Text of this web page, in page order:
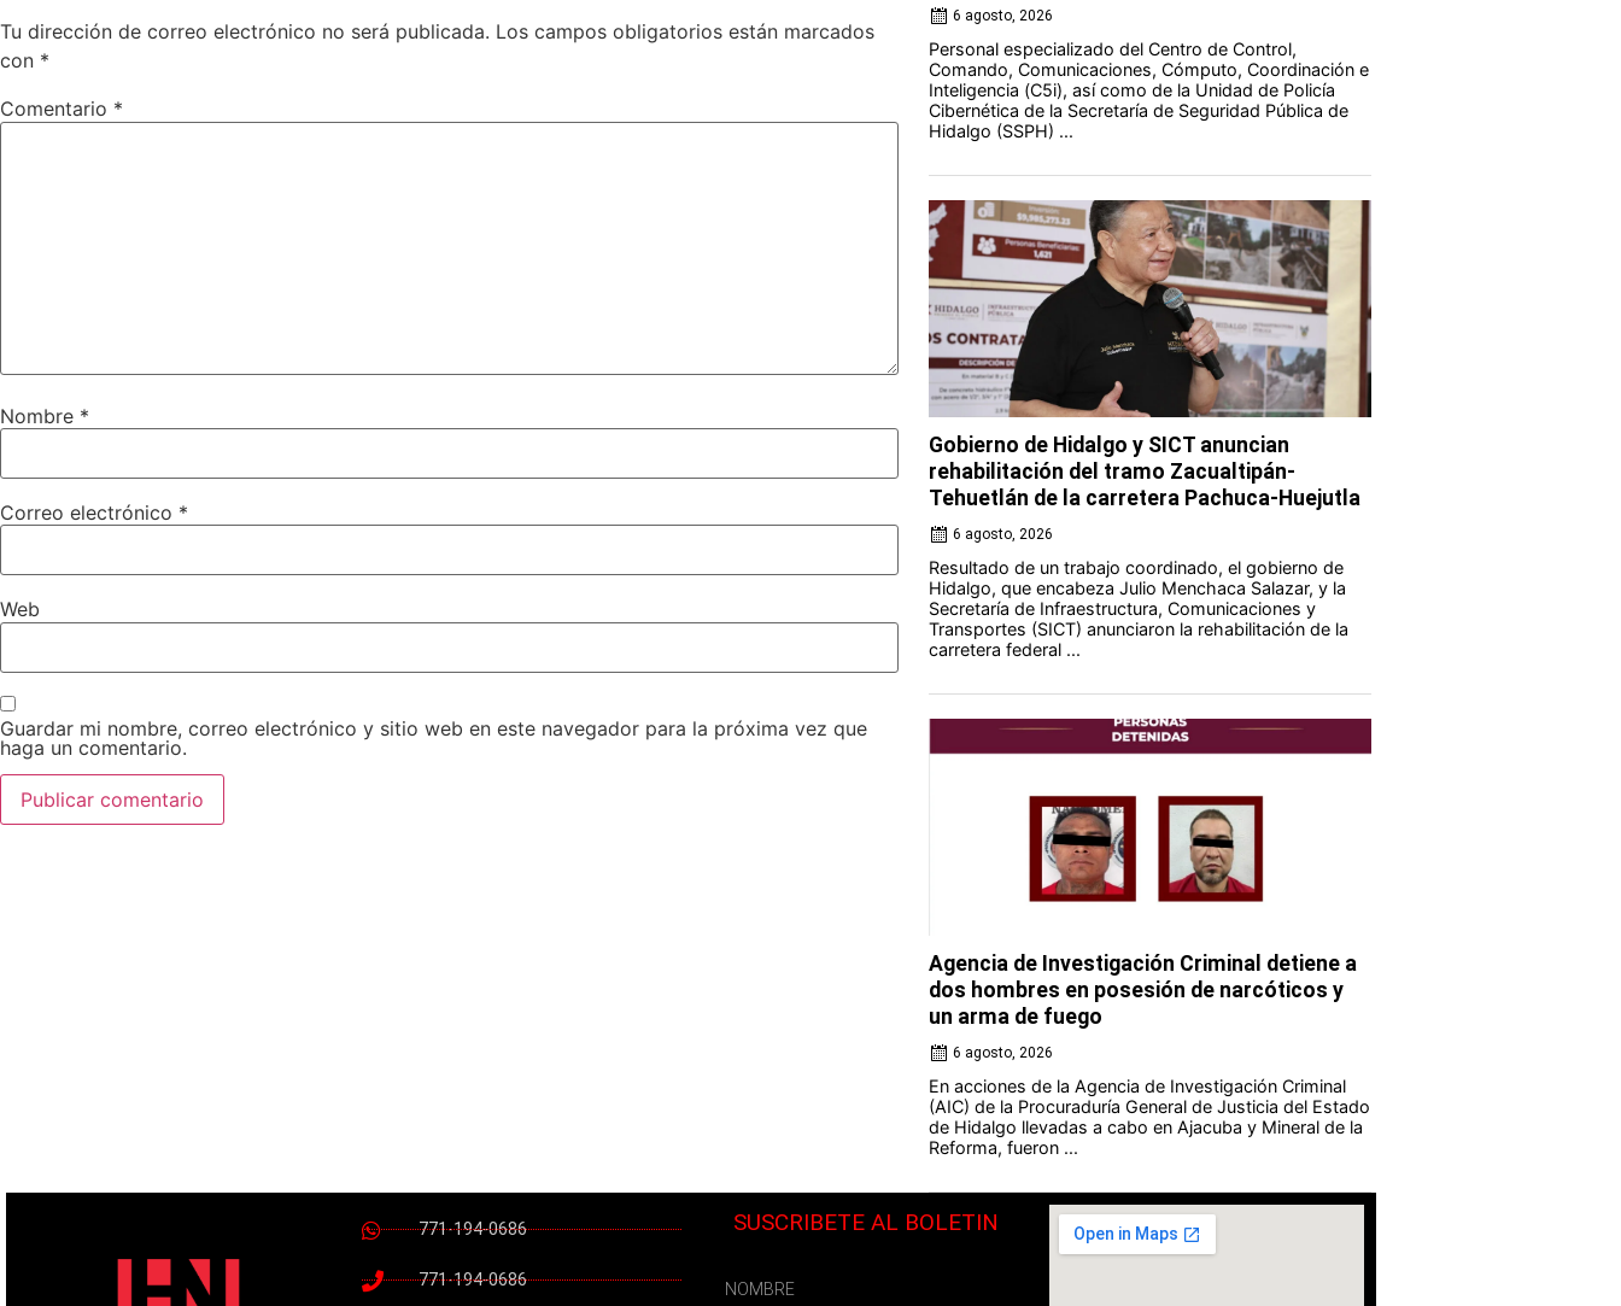
Tu dirección de correo electrónico no será publicada. Los campos obligatorios están marcados
con *
Comentario *
Nombre *
Correo electrónico *
Web
Guardar mi nombre, correo electrónico y sitio web en este navegador para la próxima vez que
haga un comentario.
6 agosto, 2026
Personal especializado del Centro de Control,
Comando, Comunicaciones, Cómputo, Coordinación e
Inteligencia (C5i), así como de la Unidad de Policía
Cibernética de la Secretaría de Seguridad Pública de
Hidalgo (SSPH) ...
Gobierno de Hidalgo y SICT anuncian
rehabilitación del tramo Zacualtipán-
Tehuetlán de la carretera Pachuca-Huejutla
6 agosto, 2026
Resultado de un trabajo coordinado, el gobierno de
Hidalgo, que encabeza Julio Menchaca Salazar, y la
Secretaría de Infraestructura, Comunicaciones y
Transportes (SICT) anunciaron la rehabilitación de la
carretera federal ...
Agencia de Investigación Criminal detiene a
dos hombres en posesión de narcóticos y
un arma de fuego
6 agosto, 2026
En acciones de la Agencia de Investigación Criminal
(AIC) de la Procuraduría General de Justicia del Estado
de Hidalgo llevadas a cabo en Ajacuba y Mineral de la
Reforma, fueron ...
771-194-0686
771-194-0686
SUSCRIBETE AL BOLETIN